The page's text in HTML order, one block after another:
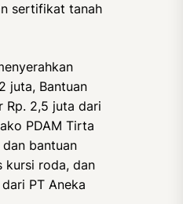
sertifikat tanah
juta, Bantuan
Rp. 2,5 juta dari
PDAM Tirta
bantuan
kursi roda, dan
PT Aneka